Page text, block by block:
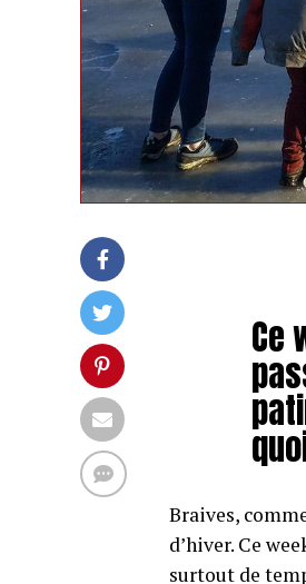
Ce
Braives,
d’hiver. Ce
surtout de